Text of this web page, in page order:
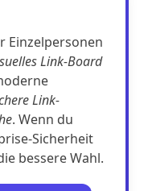
Einzelpersonen
Link-Board
Link-
. Wenn du
Sicherheit
bessere Wahl.